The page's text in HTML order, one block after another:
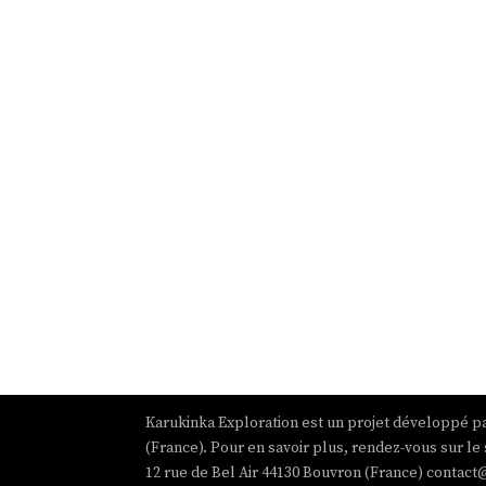
Karukinka Exploration est un projet développé
(France). Pour en savoir plus, rendez-vous sur
12 rue de Bel Air 44130 Bouvron (France)